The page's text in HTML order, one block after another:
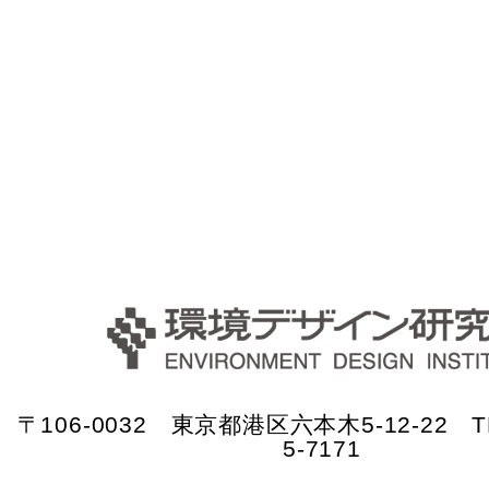
〒106-0032 東京都港区六本木5-12-22
5-7171